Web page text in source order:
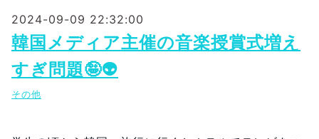
2024-09-09 22:32:00
韓国メディア主催の音楽授賞式増え
すぎ問題🤪👽
その他